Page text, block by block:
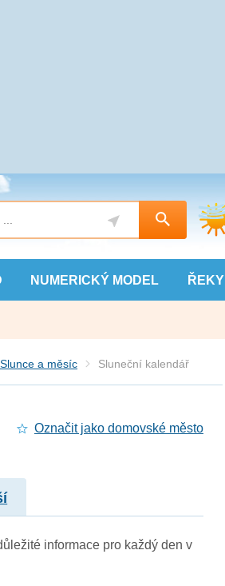
NUMERICKÝ MODEL ŘEKY
Slunce a měsíc Sluneční kalendář
Označit jako domovské město
informace pro každý den v